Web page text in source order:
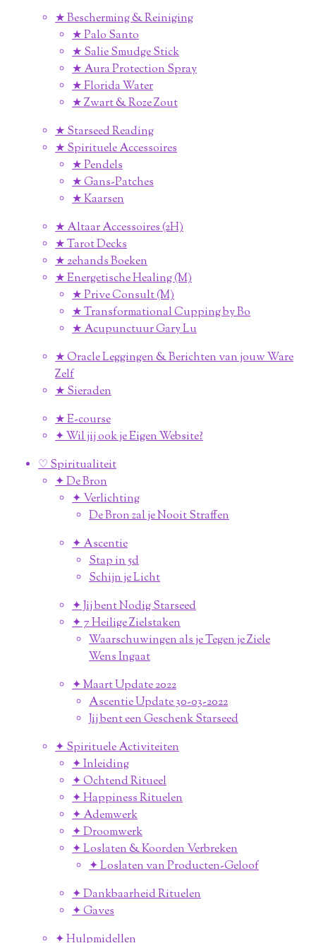
★ Bescherming & Reiniging
★ Palo Santo
★ Salie Smudge Stick
★ Aura Protection Spray
★ Florida Water
★ Zwart & Roze Zout
★ Starseed Reading
★ Spirituele Accessoires
★ Pendels
★ Gans-Patches
★ Kaarsen
★ Altaar Accessoires (2H)
★ Tarot Decks
★ 2ehands Boeken
★ Energetische Healing (M)
★ Prive Consult (M)
★ Transformational Cupping by Bo
★ Acupunctuur Gary Lu
★ Oracle Leggingen & Berichten van jouw Ware
Zelf
★ Sieraden
★ E-course
✦ Wil jij ook je Eigen Website?
♡ Spiritualiteit
✦ De Bron
✦ Verlichting
De Bron zal je Nooit Straffen
✦ Ascentie
Stap in 5d
Schijn je Licht
✦ Jij bent Nodig Starseed
✦ 7 Heilige Zielstaken
Waarschuwingen als je Tegen je Ziele
Wens Ingaat
✦ Maart Update 2022
Ascentie Update 30-03-2022
Jij bent een Geschenk Starseed
✦ Spirituele Activiteiten
✦ Inleiding
✦ Ochtend Ritueel
✦ Happiness Rituelen
✦ Ademwerk
✦ Droomwerk
✦ Loslaten & Koorden Verbreken
✦ Loslaten van Producten-Geloof
✦ Dankbaarheid Rituelen
✦ Gaves